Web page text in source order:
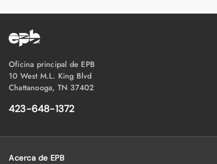
Oficina principal de EPB
10 West M.L. King Blvd
Chattanooga, TN 37402
423-648-1372
Acerca de EPB